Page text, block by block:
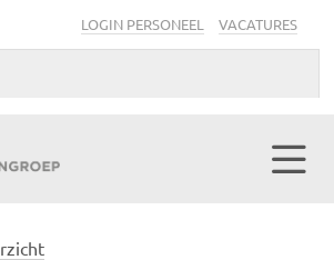
LOGIN PERSONEEL VACATURES